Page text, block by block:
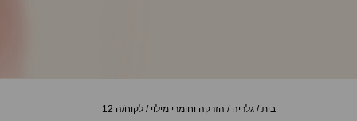
בית/ גלריה / הזרקה וחומרי מילוי / לקוח/ה 12